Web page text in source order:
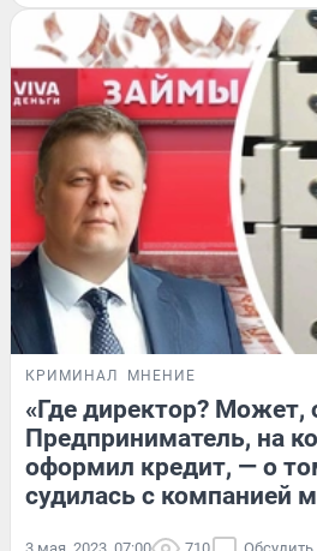
КРИМИНАЛ МНЕНИЕ
«Где директор? Может,
Предприниматель, на
оформил кредит, — о
судилась с компанией